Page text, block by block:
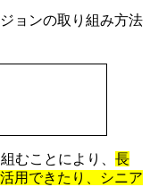
ョンの取り組み方法
むことにより、 長
用できたり、シニア